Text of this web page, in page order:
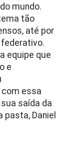
mundo.
tão
até por
equipe que
e
essa
saída da
pasta, Daniel